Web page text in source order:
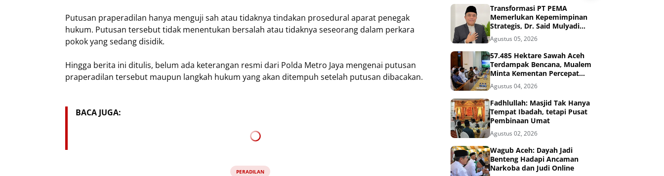
Putusan praperadilan hanya menguji sah atau tidaknya tindakan prosedural aparat penegak
hukum. Putusan tersebut tidak menentukan bersalah atau tidaknya seseorang dalam perkara
pokok yang sedang disidik.
Hingga berita ini ditulis, belum ada keterangan resmi dari Polda Metro Jaya mengenai putusan
praperadilan tersebut maupun langkah hukum yang akan ditempuh setelah putusan dibacakan.
BACA JUGA:
PERADILAN
Transformasi PT PEMA
Memerlukan Kepemimpinan
Strategis, Dr. Said Mulyadi
Dinilai Memenuhi Kriteria
Agustus 05, 2026
57.485 Hektare Sawah Aceh
Terdampak Bencana, Mualem
Minta Kementan Percepat
Pemulihan
Agustus 04, 2026
Fadhlullah: Masjid Tak Hanya
Tempat Ibadah, tetapi Pusat
Pembinaan Umat
Agustus 02, 2026
Wagub Aceh: Dayah Jadi
Benteng Hadapi Ancaman
Narkoba dan Judi Online